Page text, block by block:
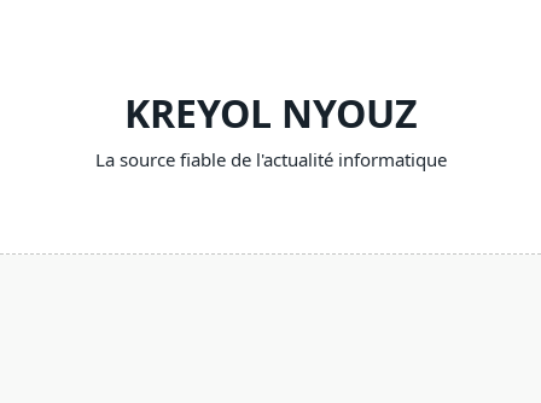
KREYOL NYOUZ
La source fiable de l'actualité informatique